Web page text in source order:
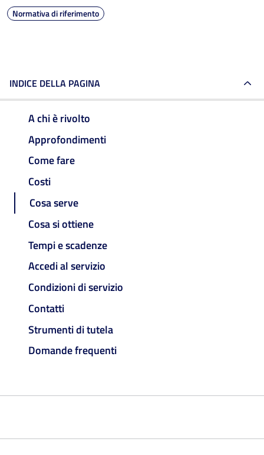
Normativa di riferimento
INDICE DELLA PAGINA
A chi è rivolto
Approfondimenti
Come fare
Costi
Cosa serve
Cosa si ottiene
Tempi e scadenze
Accedi al servizio
Condizioni di servizio
Contatti
Strumenti di tutela
Domande frequenti